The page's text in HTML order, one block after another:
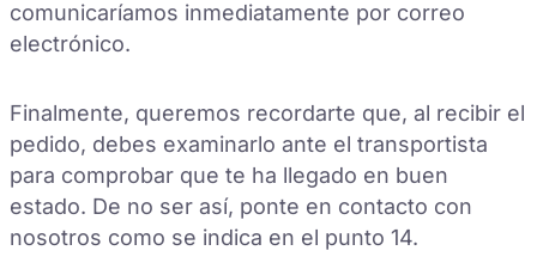
comunicaríamos inmediatamente por correo
electrónico.
Finalmente, queremos recordarte que, al recibir el
pedido, debes examinarlo ante el transportista
para comprobar que te ha llegado en buen
estado. De no ser así, ponte en contacto con
nosotros como se indica en el punto 14.